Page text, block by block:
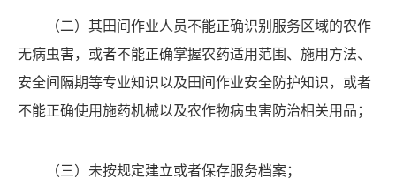
（二） 其田间作业人员不能正确识别服务区域的农作
无病虫害，或者不能正确掌握农药适用范围、施用方法、
安全间隔期等专业知识以及田间作业安全防护知识，或者
不能正确使用施药机械以及农作物病虫害防治相关用品；
（三） 未按规定建立或者保存服务档案；